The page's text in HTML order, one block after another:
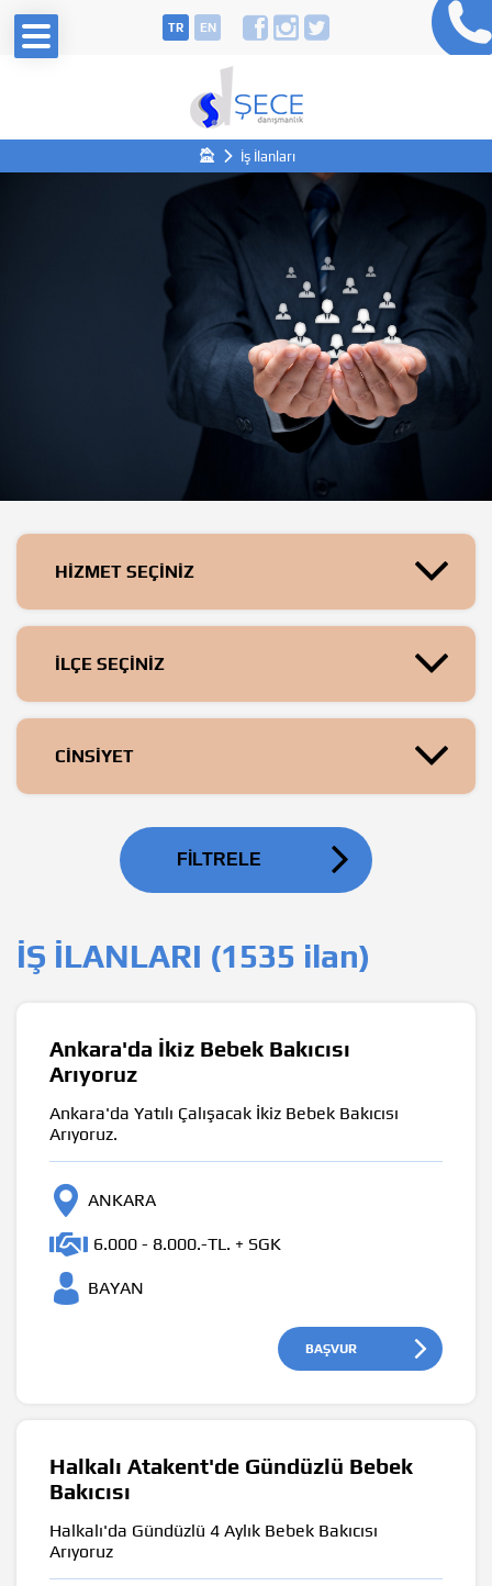
TR EN
İş İlanları
HİZMET SEÇİNİZ
İLÇE SEÇİNİZ
CİNSİYET
FİLTRELE
İŞ İLANLARI (1535 ilan)
Ankara'da İkiz Bebek Bakıcısı
Arıyoruz
Ankara'da Yatılı Çalışacak İkiz Bebek Bakıcısı
Arıyoruz.
ANKARA
6.000 - 8.000.-TL. + SGK
BAYAN
BAŞVUR
Halkalı Atakent'de Gündüzlü Bebek
Bakıcısı
Halkalı'da Gündüzlü 4 Aylık Bebek Bakıcısı
Arıyoruz